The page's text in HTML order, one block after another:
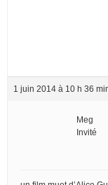
1 juin 2014 à 10 h 36
Meg
Invité